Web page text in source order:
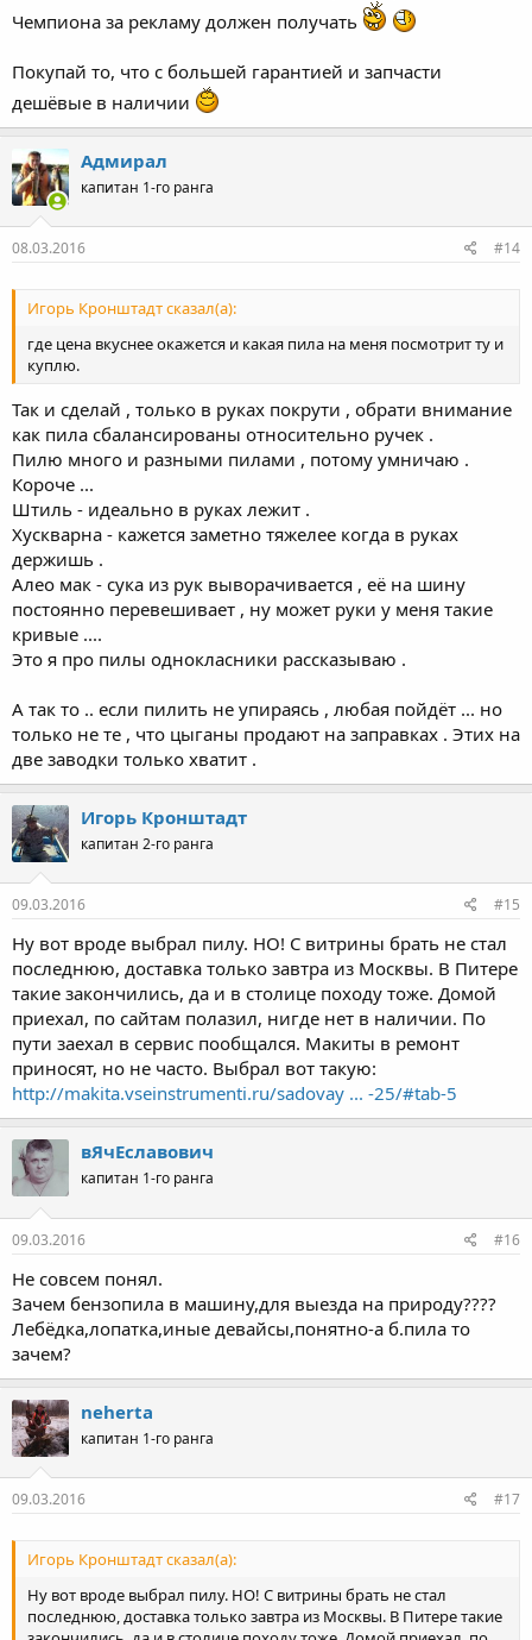
Чемпиона за рекламу должен получать
Покупай то, что с большей гарантией и запчасти
дешёвые в наличии
Адмирал
капитан 1-го ранга
08.03.2016 #14
Игорь Кронштадт сказал(а):
где цена вкуснее окажется и какая пила на меня посмотрит ту и
куплю.
Так и сделай , только в руках покрути , обрати внимание
как пила сбалансированы относительно ручек .
Пилю много и разными пилами , потому умничаю .
Короче ...
Штиль - идеально в руках лежит .
Хускварна - кажется заметно тяжелее когда в руках
держишь .
Алео мак - сука из рук выворачивается , её на шину
постоянно перевешивает , ну может руки у меня такие
кривые ....
Это я про пилы однокласники рассказываю .
А так то .. если пилить не упираясь , любая пойдёт ... но
только не те , что цыганы продают на заправках . Этих на
две заводки только хватит .
Игорь Кронштадт
капитан 2-го ранга
09.03.2016 #15
Ну вот вроде выбрал пилу. НО! С витрины брать не стал
последнюю, доставка только завтра из Москвы. В Питере
такие закончились, да и в столице походу тоже. Домой
приехал, по сайтам полазил, нигде нет в наличии. По
пути заехал в сервис пообщался. Макиты в ремонт
приносят, но не часто. Выбрал вот такую:
http://makita.vseinstrumenti.ru/sadovay ... -25/#tab-5
вЯчЕславович
капитан 1-го ранга
09.03.2016 #16
Не совсем понял.
Зачем бензопила в машину,для выезда на природу????
Лебёдка,лопатка,иные девайсы,понятно-а б.пила то
зачем?
neherta
капитан 1-го ранга
09.03.2016 #17
Игорь Кронштадт сказал(а):
Ну вот вроде выбрал пилу. НО! С витрины брать не стал
последнюю, доставка только завтра из Москвы. В Питере такие